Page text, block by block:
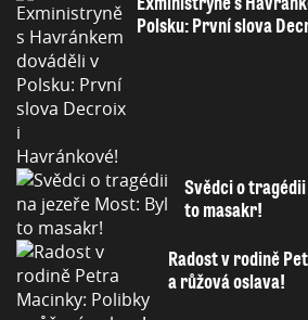
Polsku: První slova
Svědci o
to masakr!
Radost v rodině
a růžová oslava!